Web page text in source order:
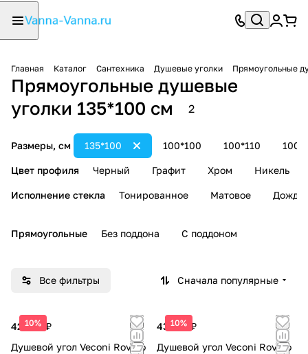
Главная Каталог Сантехника Душевые уголки Прямоугольные
Прямоугольные душевые
уголки 135*100 см
2
Размеры, см 100*100 100*110
135*100
Цвет профиля Черный Графит Хром Никель
Исполнение стекла Тонированное Матовое Дождь
Прямоугольные Без поддона С поддоном
Все фильтры Сначала популярные
10%
42 346 ₽
Душевой угол Veconi Rovigo
10%
43 166 ₽
Душевой угол Veconi Rovigo